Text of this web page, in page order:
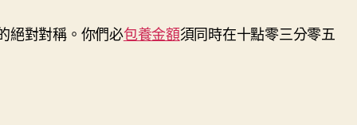
絕對對稱。你們必包養金額須同時在十點零三分零五